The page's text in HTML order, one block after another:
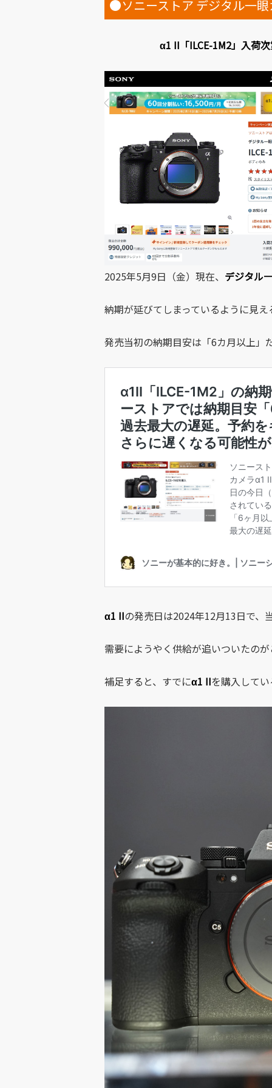
●ソニーストア デジタル一眼
α1 II「ILCE-1M2」入荷
2025年5月9日（金）現在、 デジタル
納期が延びてしまっているように見
発売当初の納期目安は「6カ月以上」
α1 IIの発売日は2024年12月13日で、
需要にようやく供給が追いついたの
補足すると、すでにα1 IIを購入して